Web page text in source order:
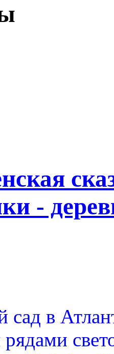
-
сад в
рядами